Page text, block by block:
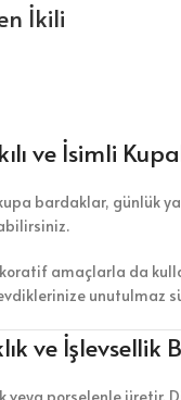
İkili
ve İsimli
bardaklar, günlük
amaçlarla da
unutulmaz
ve İşlevsellik